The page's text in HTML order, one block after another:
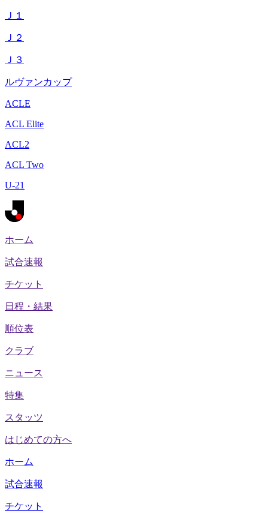
Ｊ１
Ｊ２
Ｊ３
ルヴァンカップ
ACLE
ACL Elite
ACL2
ACL Two
U-21
ホーム
試合速報
チケット
日程・結果
順位表
クラブ
ニュース
特集
スタッツ
はじめての方へ
ホーム
試合速報
チケット